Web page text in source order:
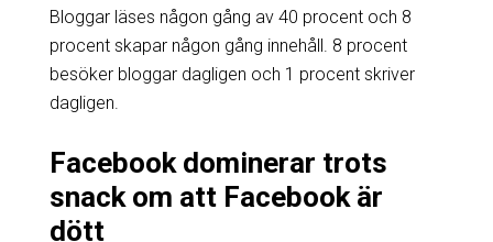
Bloggar läses någon gång av 40 procent och 8
procent skapar någon gång innehåll. 8 procent
besöker bloggar dagligen och 1 procent skriver
dagligen.
Facebook dominerar trots
snack om att Facebook är
dött